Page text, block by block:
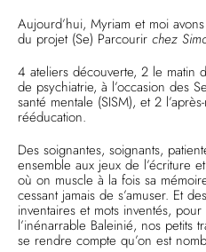
Aujourd’hui, Myriam et moi
du projet (Se) Parcourir chez
4 ateliers découverte, 2 le matin
de psychiatrie, à l’occasion des
santé mentale (SISM), et 2
rééducation.
Des soignantes, soignants,
ensemble aux jeux de l’écriture
où on muscle à la fois sa
cessant jamais de s’amuser. Et
inventaires et mots inventés,
l’inénarrable Baleinié, nos petits
se rendre compte qu’on est